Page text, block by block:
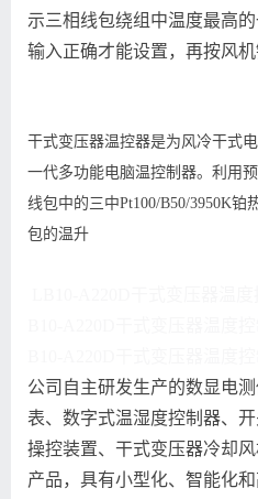
示三相线包绕组中温度最高
输入正确才能设置，再按风机
干式变压器温控器是为风冷干式
一代多功能电脑温控制器。利用
线包中的三中Pt100/B50/3950K
包的温升
公司自主研发生产的数显电
表、数字式温湿度控制器、
操控装置、干式变压器冷却
产品，具有小型化、智能化